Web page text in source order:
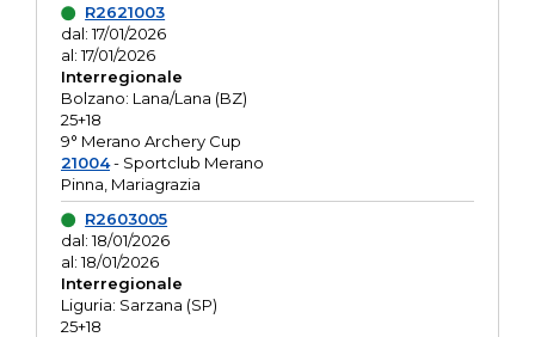
R2621003
dal: 17/01/2026
al: 17/01/2026
Interregionale
Bolzano: Lana/Lana (BZ)
25+18
9° Merano Archery Cup
21004- Sportclub Merano
Pinna, Mariagrazia
R2603005
dal: 18/01/2026
al: 18/01/2026
Interregionale
Liguria: Sarzana (SP)
25+18